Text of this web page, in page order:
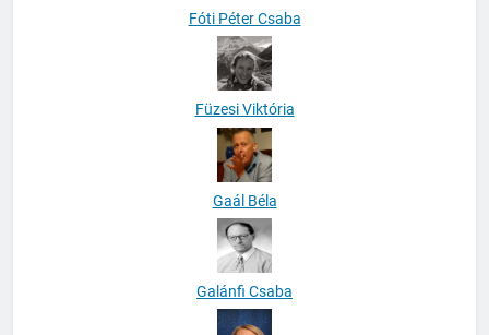
Fóti Péter Csaba
Füzesi Viktória
Gaál Béla
Galánfi Csaba